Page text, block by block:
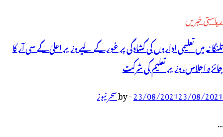
ریاستی خبریں
تلنگانہ میں تعلیمی اداروں کی کشادگی پر غور کے لیے وزیر اعلیٰ کے سی آر کا
جائزہ اجلاس، وزیرتعلیم کی شرکت
23/08/202123/08/2021
-
byسحر نیوز
…